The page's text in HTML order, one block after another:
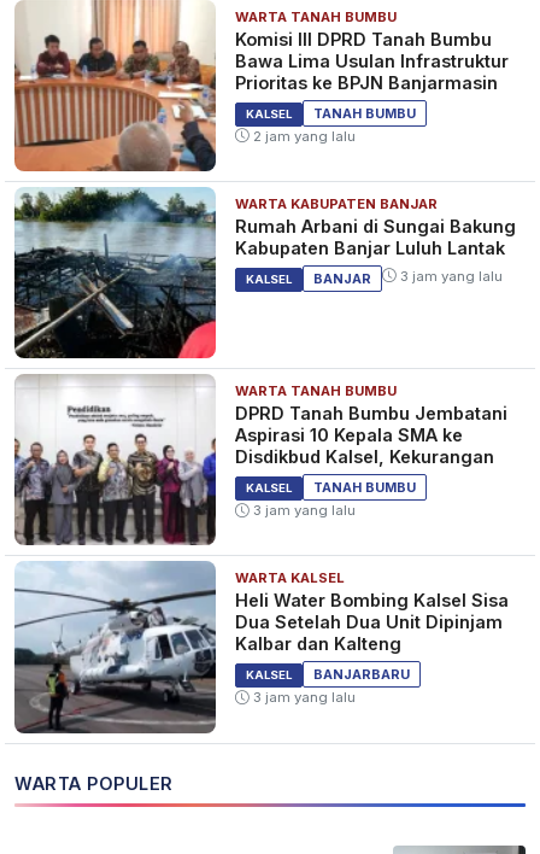
WARTA TANAH BUMBU
Komisi III DPRD Tanah Bumbu
Bawa Lima Usulan Infrastruktur
Prioritas ke BPJN Banjarmasin
KALSEL
TANAH BUMBU
2 jam yang lalu
WARTA KABUPATEN BANJAR
Rumah Arbani di Sungai Bakung
Kabupaten Banjar Luluh Lantak
KALSEL BANJAR 3 jam yang lalu
WARTA TANAH BUMBU
DPRD Tanah Bumbu Jembatani
Aspirasi 10 Kepala SMA ke
Disdikbud Kalsel, Kekurangan
KALSEL
TANAH BUMBU
3 jam yang lalu
WARTA KALSEL
Heli Water Bombing Kalsel Sisa
Dua Setelah Dua Unit Dipinjam
Kalbar dan Kalteng
KALSEL
BANJARBARU
3 jam yang lalu
WARTA POPULER